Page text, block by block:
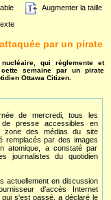
Augmenter la taille
par un pirate
qui réglemente et
semaine par un pirate
Ottawa Citizen.
de mercredi, tous les
de presse accessibles en
zone des médias du site
remplacés par des images
atomique, a constaté par
journalistes du quotidien
actuellement en discussion
d'accès Internet
s'est passé, a déclaré le